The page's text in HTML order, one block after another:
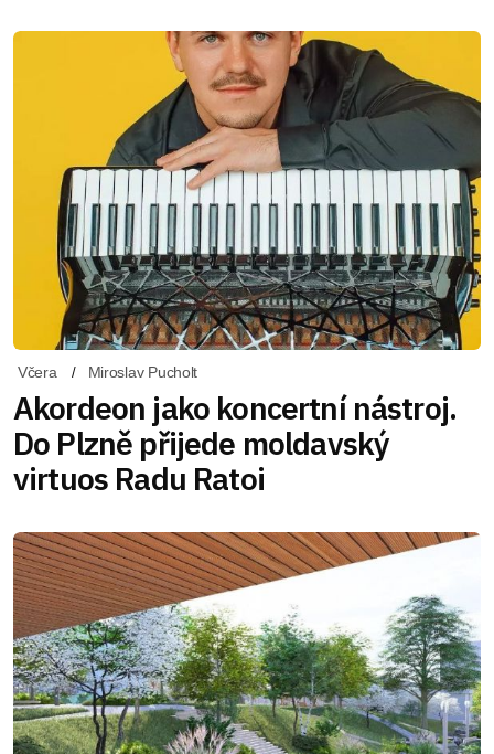
Včera Miroslav Pucholt
Akordeon jako koncertní nástroj.
Do Plzně přijede moldavský
virtuos Radu Ratoi